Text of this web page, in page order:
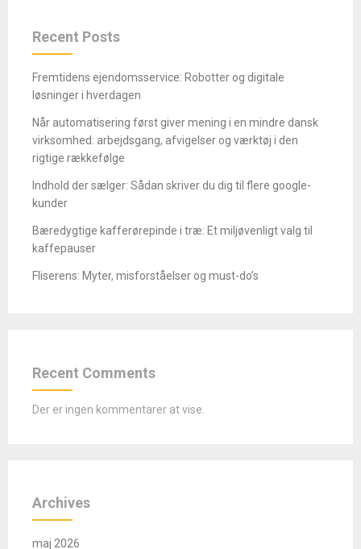
Recent Posts
Fremtidens ejendomsservice: Robotter og digitale
løsninger i hverdagen
Når automatisering først giver mening i en mindre dansk
virksomhed: arbejdsgang, afvigelser og værktøj i den
rigtige rækkefølge
Indhold der sælger: Sådan skriver du dig til flere google-
kunder
Bæredygtige kafferørepinde i træ: Et miljøvenligt valg til
kaffepauser
Fliserens: Myter, misforståelser og must-do’s
Recent Comments
Der er ingen kommentarer at vise.
Archives
maj 2026